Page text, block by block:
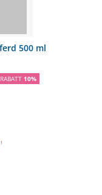
500 ml
RABATT 10%
1